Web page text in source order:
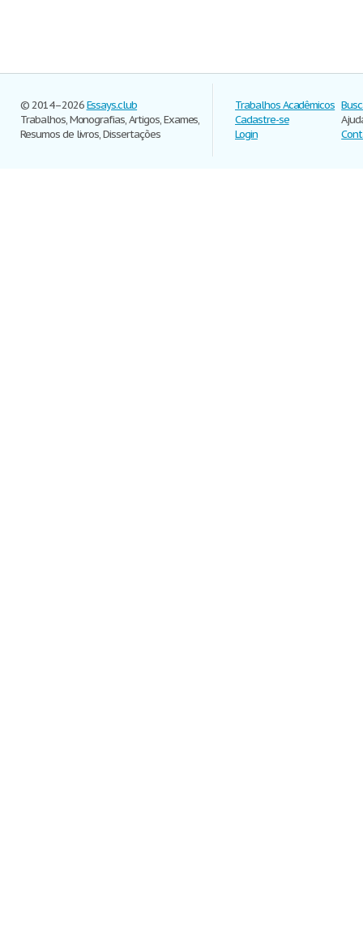
© 2014–2026Essays.club
Trabalhos, Monografias, Artigos, Exames,
Resumos de livros, Dissertações
Trabalhos Acadêmicos
Cadastre-se
Login